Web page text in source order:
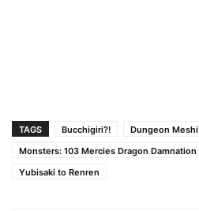
TAGS Bucchigiri?! Dungeon Meshi
Monsters: 103 Mercies Dragon Damnation
Yubisaki to Renren